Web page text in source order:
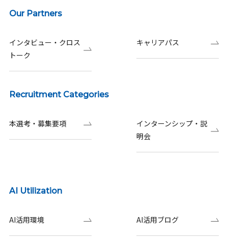
Our Partners
インタビュー・クロス
トーク
キャリアパス
Recruitment Categories
本選考・募集要項
インターンシップ・説
明会
AI Utilization
AI活用環境 AI活用ブログ